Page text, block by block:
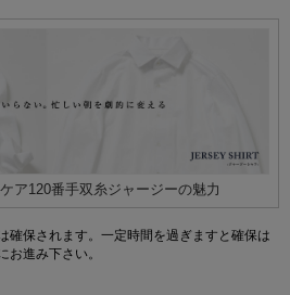
を組み合わせることで、イージーケア性も兼
タルカラーは、首元をすっきりと見せ、知的
え、ノータイスタイルで第一ボタンをはずし
なアイテムです。
ア120番手双糸ジャージーの魅力
確保されます。一定時間を過ぎますと確保は
お進み下さい。